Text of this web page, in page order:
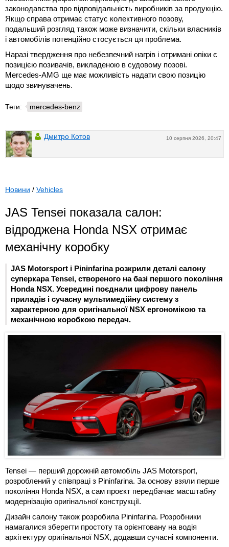
законодавства про відповідальність виробників за продукцію.
Якщо справа отримає статус колективного позову,
подальший розгляд також може визначити, скільки власників
і автомобілів потенційно стосується ця проблема.
Наразі твердження про небезпечний нагрів і отримані опіки є
позицією позивачів, викладеною в судовому позові.
Mercedes-AMG ще має можливість надати свою позицію
щодо звинувачень.
Теги: mercedes-benz
10 серпня 2026, 20:47
Дмитро Котов
Новини / Vehicles
JAS Tensei показала салон:
відроджена Honda NSX отримає
механічну коробку
JAS Motorsport і Pininfarina розкрили деталі салону
суперкара Tensei, створеного на базі першого покоління
Honda NSX. Усередині поєднали цифрову панель
приладів і сучасну мультимедійну систему з
характерною для оригінальної NSX ергономікою та
механічною коробкою передач.
Tensei — перший дорожній автомобіль JAS Motorsport,
розроблений у співпраці з Pininfarina. За основу взяли перше
покоління Honda NSX, а сам проєкт передбачає масштабну
модернізацію оригінальної конструкції.
Дизайн салону також розробила Pininfarina. Розробники
намагалися зберегти простоту та орієнтовану на водія
архітектуру оригінальної NSX, додавши сучасні компоненти.